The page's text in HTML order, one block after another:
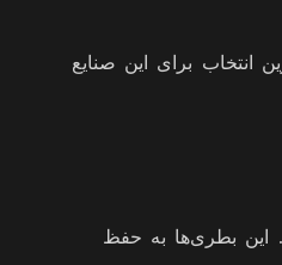
انتخاب برای این صنایع
این بطری‌ها به حفظ